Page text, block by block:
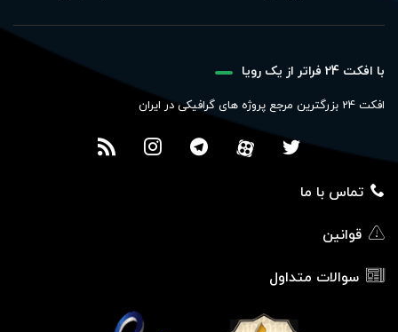
با افکت 24 فراتر از یک رویا
افکت 24 بزرگترین مرجع پروژه های گرافیکی در ایران
تماس با ما
قوانین
سوالات متداول